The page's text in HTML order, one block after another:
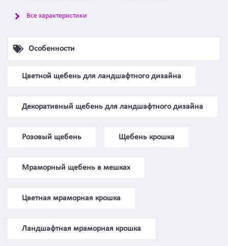
Все характеристики
Особенности
Цветной щебень для ландшафтного дизайна
Декоративный щебень для ландшафтного дизайна
Розовый щебень Щебень крошка
Мраморный щебень в мешках
Цветная мраморная крошка
Ландшафтная мраморная крошка